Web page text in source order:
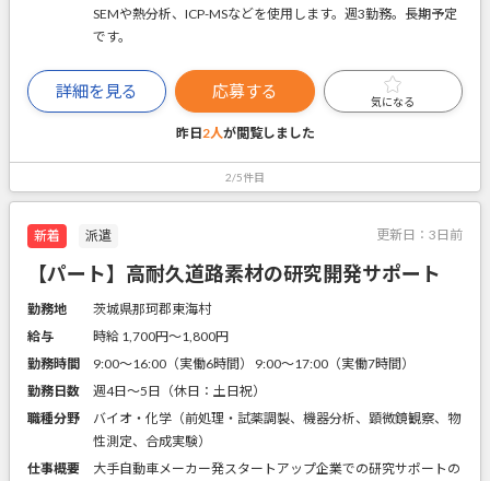
SEMや熱分析、ICP-MSなどを使用します。週3勤務。長期予定
です。
詳細を見る 応募する
気になる
昨日2人が閲覧しました
2/5件目
新着 派遣 更新日： 3日前
【パート】高耐久道路素材の研究開発サポート
勤務地
茨城県那珂郡東海村
給与
時給 1,700円〜1,800円
勤務時間
9:00～16:00（実働6時間） 9:00～17:00（実働7時間）
勤務日数
週4日～5日（休日：土日祝）
職種分野
バイオ・化学（前処理・試薬調製、機器分析、顕微鏡観察、物
性測定、合成実験）
仕事概要
大手自動車メーカー発スタートアップ企業での研究サポートの